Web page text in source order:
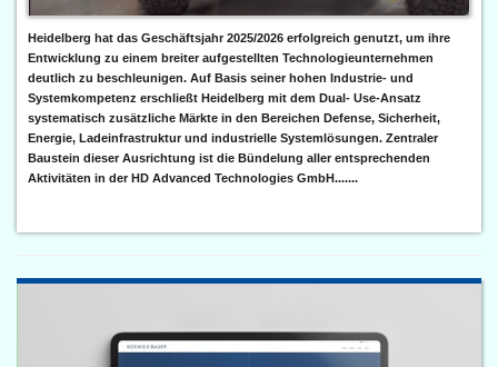
Heidelberg hat das Geschäftsjahr 2025/2026 erfolgreich genutzt, um ihre
Entwicklung zu einem breiter aufgestellten Technologieunternehmen
deutlich zu beschleunigen. Auf Basis seiner hohen Industrie- und
Systemkompetenz erschließt Heidelberg mit dem Dual- Use-Ansatz
systematisch zusätzliche Märkte in den Bereichen Defense, Sicherheit,
Energie, Ladeinfrastruktur und industrielle Systemlösungen. Zentraler
Baustein dieser Ausrichtung ist die Bündelung aller entsprechenden
Aktivitäten in der HD Advanced Technologies GmbH.......